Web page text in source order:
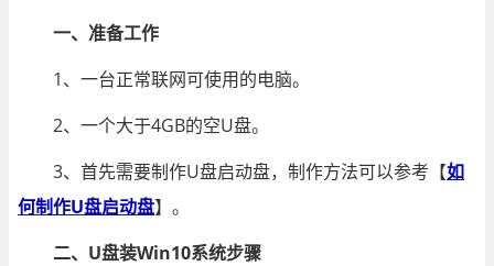
一、准备工作
1、一台正常联网可使用的电脑。
2、一个大于4GB的空U盘。
3、首先需要制作U盘启动盘，制作方法可以参考【如
何制作U盘启动盘】。
二、U盘装Win10系统步骤